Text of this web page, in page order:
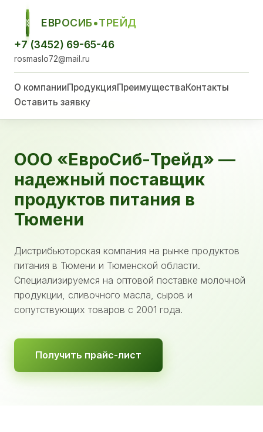
ЕСТ
ЕВРОСИБ•ТРЕЙД
+7 (3452) 69-65-46
rosmaslo72@mail.ru
О компанииПродукцияПреимуществаКонтакты
Оставить заявку
ООО «ЕвроСиб-Трейд» —
надежный поставщик
продуктов питания в
Тюмени
Дистрибьюторская компания на рынке продуктов
питания в Тюмени и Тюменской области.
Специализируемся на оптовой поставке молочной
продукции, сливочного масла, сыров и
сопутствующих товаров с 2001 года.
Получить прайс-лист